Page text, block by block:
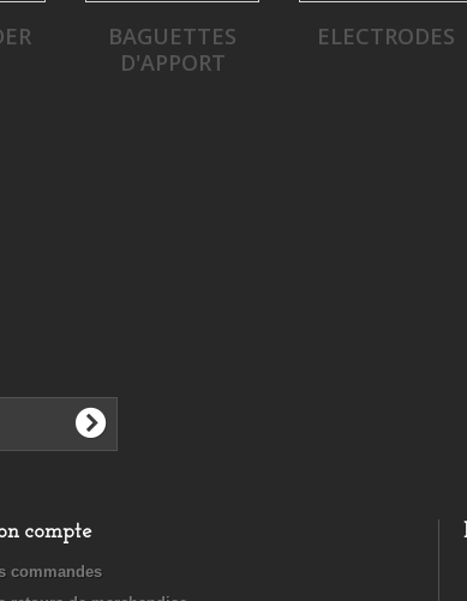
BAGUETTES
D'APPORT
ELECTRODES
compte
commandes